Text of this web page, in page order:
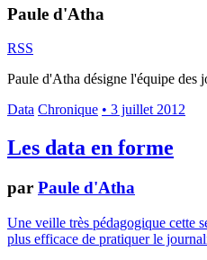
Paule d'Atha
RSS
Paule d'Atha désigne l'équipe des
Data Chronique • 3 juillet 2012
Les data en forme
par Paule d'Atha
Une veille très pédagogique cette
plus efficace de pratiquer le